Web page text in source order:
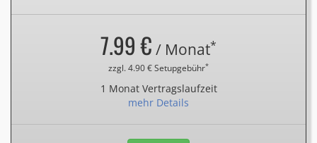
7.99 € / Monat*
zzgl. 4.90 € Setupgebühr*
1 Monat Vertragslaufzeit
mehr Details